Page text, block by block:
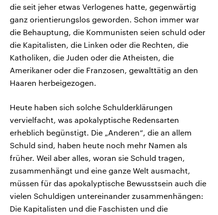
die seit jeher etwas Verlogenes hatte, gegenwärtig
ganz orientierungslos geworden. Schon immer war
die Behauptung, die Kommunisten seien schuld oder
die Kapitalisten, die Linken oder die Rechten, die
Katholiken, die Juden oder die Atheisten, die
Amerikaner oder die Franzosen, gewalttätig an den
Haaren herbeigezogen.
Heute haben sich solche Schulderklärungen
vervielfacht, was apokalyptische Redensarten
erheblich begünstigt. Die „Anderen“, die an allem
Schuld sind, haben heute noch mehr Namen als
früher. Weil aber alles, woran sie Schuld tragen,
zusammenhängt und eine ganze Welt ausmacht,
müssen für das apokalyptische Bewusstsein auch die
vielen Schuldigen untereinander zusammenhängen:
Die Kapitalisten und die Faschisten und die